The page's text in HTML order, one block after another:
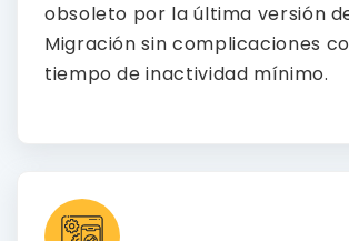
obsoleto por la última versión
Migración sin complicaciones
tiempo de inactividad mínimo.